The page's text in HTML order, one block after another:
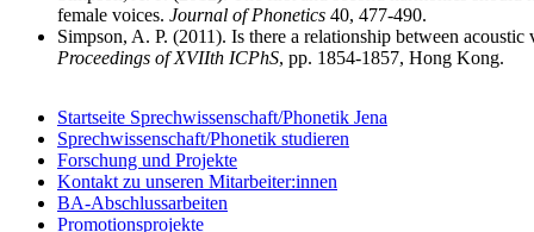
female voices. Journal of Phonetics 40, 477-490.
Simpson, A. P. (2011). Is there a relationship between
Proceedings of XVIIth ICPhS, pp. 1854-1857, Hong Kong.
Startseite Sprechwissenschaft/Phonetik Jena
Sprechwissenschaft/Phonetik studieren
Forschung und Projekte
Kontakt zu unseren Mitarbeiter:innen
BA-Abschlussarbeiten
Promotionsprojekte